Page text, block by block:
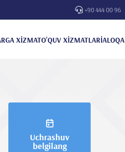
+90 444 00 96
XİZMATO'QUV XİZMATLARİALOQA
Uchrashuv
belgilang